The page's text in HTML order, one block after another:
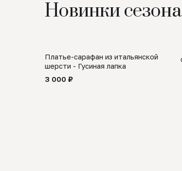
Новинки сезона
SALE
Платье-сарафан из итальянской
шерсти - Гусиная лапка
3 000 ₽